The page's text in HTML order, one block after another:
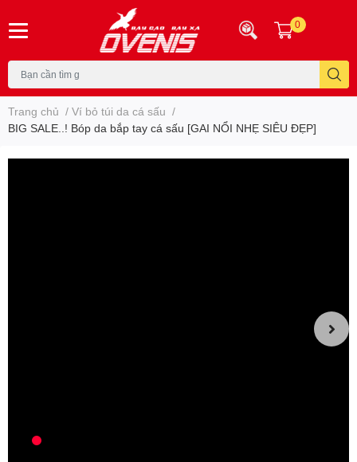
0
Trang chủ / Ví bỏ túi da cá sấu /
BIG SALE..! Bóp da bắp tay cá sấu [GAI NỔI NHẸ SIÊU ĐẸP]